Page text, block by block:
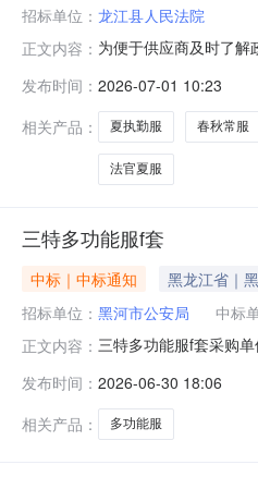
招标单位： 龙江县人民法院
正文内容： 为便于供应商及时了
内容：法官冬服采购数
容：春秋执勤服采购数
发布时间： 2026-07-01 10:23
相关产品：
夏执勤服 春秋常服
法官夏服
三特多功能服f套
中标｜中标通知 黑龙江省｜
招标单位： 黑河市公安局 中标
正文内容： 三特多功能服f套采购
发布时间： 2026-06-30 18:06
相关产品：
多功能服